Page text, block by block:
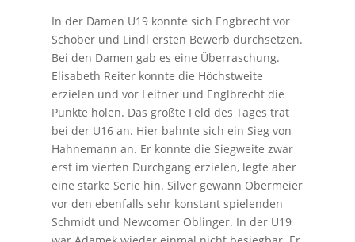
In der Damen U19 konnte sich Engbrecht vor
Schober und Lindl ersten Bewerb durchsetzen.
Bei den Damen gab es eine Überraschung.
Elisabeth Reiter konnte die Höchstweite
erzielen und vor Leitner und Englbrecht die
Punkte holen. Das größte Feld des Tages trat
bei der U16 an. Hier bahnte sich ein Sieg von
Hahnemann an. Er konnte die Siegweite zwar
erst im vierten Durchgang erzielen, legte aber
eine starke Serie hin. Silver gewann Obermeier
vor den ebenfalls sehr konstant spielenden
Schmidt und Newcomer Oblinger. In der U19